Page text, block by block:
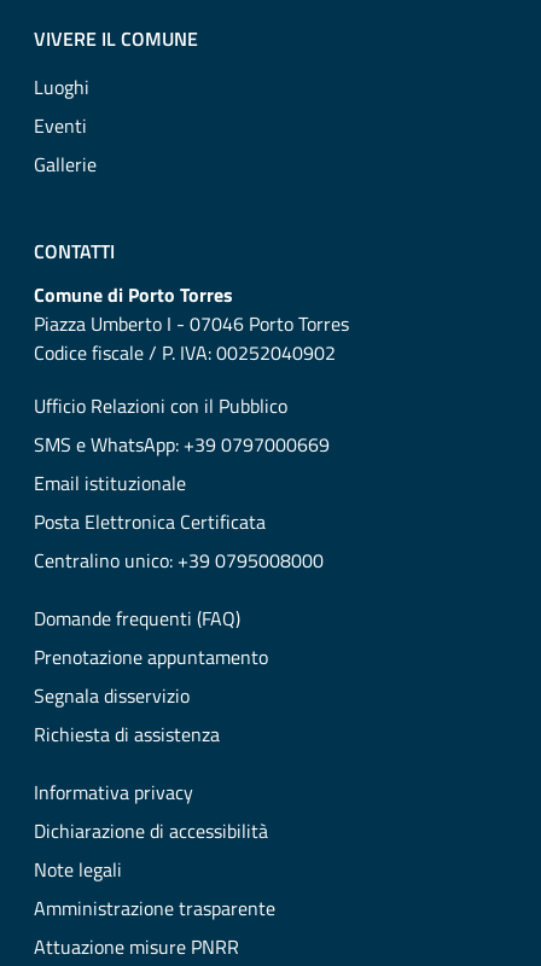
VIVERE IL COMUNE
Luoghi
Eventi
Gallerie
CONTATTI
Comune di Porto Torres
Piazza Umberto I - 07046 Porto Torres
Codice fiscale / P. IVA: 00252040902
Ufficio Relazioni con il Pubblico
SMS e WhatsApp: +39 0797000669
Email istituzionale
Posta Elettronica Certificata
Centralino unico: +39 0795008000
Domande frequenti (FAQ)
Prenotazione appuntamento
Segnala disservizio
Richiesta di assistenza
Informativa privacy
Dichiarazione di accessibilità
Note legali
Amministrazione trasparente
Attuazione misure PNRR